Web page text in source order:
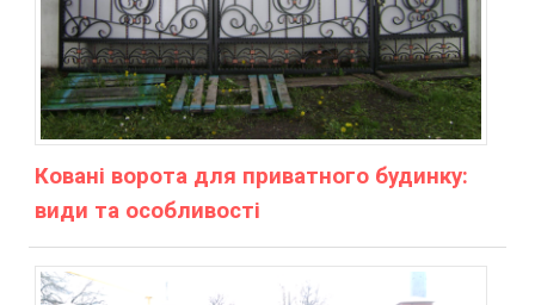
Ковані ворота для приватного будинку:
види та особливості